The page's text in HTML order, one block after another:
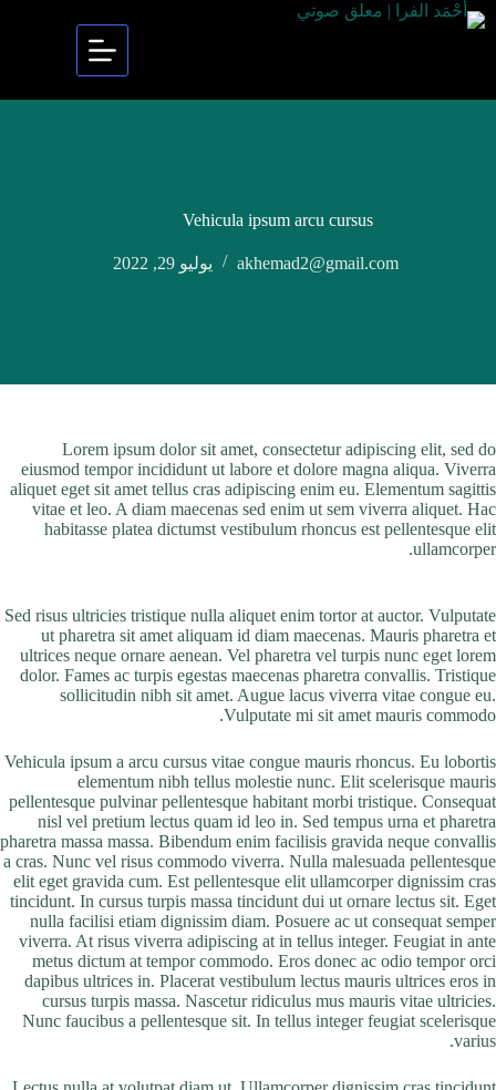
Vehicula ipsum arcu cursus
akhemad2@gmail.com يوليو 29, 2022
Lorem ipsum dolor sit amet, consectetur adipiscing elit, sed do
eiusmod tempor incididunt ut labore et dolore magna aliqua. Viverra
aliquet eget sit amet tellus cras adipiscing enim eu. Elementum sagittis
vitae et leo. A diam maecenas sed enim ut sem viverra aliquet. Hac
habitasse platea dictumst vestibulum rhoncus est pellentesque elit
ullamcorper.
Sed risus ultricies tristique nulla aliquet enim tortor at auctor. Vulputate
ut pharetra sit amet aliquam id diam maecenas. Mauris pharetra et
ultrices neque ornare aenean. Vel pharetra vel turpis nunc eget lorem
dolor. Fames ac turpis egestas maecenas pharetra convallis. Tristique
sollicitudin nibh sit amet. Augue lacus viverra vitae congue eu.
Vulputate mi sit amet mauris commodo.
Vehicula ipsum a arcu cursus vitae congue mauris rhoncus. Eu lobortis
elementum nibh tellus molestie nunc. Elit scelerisque mauris
pellentesque pulvinar pellentesque habitant morbi tristique. Consequat
nisl vel pretium lectus quam id leo in. Sed tempus urna et pharetra
pharetra massa massa. Bibendum enim facilisis gravida neque convallis
a cras. Nunc vel risus commodo viverra. Nulla malesuada pellentesque
elit eget gravida cum. Est pellentesque elit ullamcorper dignissim cras
tincidunt. In cursus turpis massa tincidunt dui ut ornare lectus sit. Eget
nulla facilisi etiam dignissim diam. Posuere ac ut consequat semper
viverra. At risus viverra adipiscing at in tellus integer. Feugiat in ante
metus dictum at tempor commodo. Eros donec ac odio tempor orci
dapibus ultrices in. Placerat vestibulum lectus mauris ultrices eros in
cursus turpis massa. Nascetur ridiculus mus mauris vitae ultricies.
Nunc faucibus a pellentesque sit. In tellus integer feugiat scelerisque
varius.